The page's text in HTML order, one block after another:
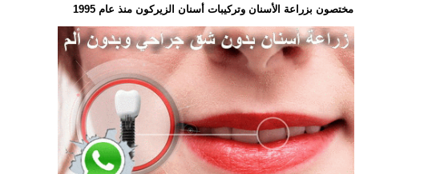
مختصون بزراعة الأسنان وتركيبات أسنان الزيركون منذ عام 1995